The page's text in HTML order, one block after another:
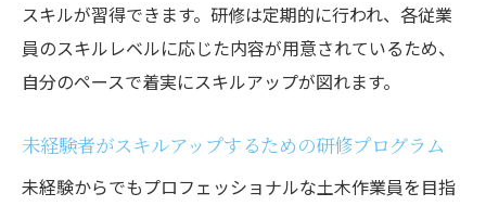
スキルが習得できます。研修は定期的に行われ、各従業
員のスキルレベルに応じた内容が用意されているため、
自分のペースで着実にスキルアップが図れます。
未経験者がスキルアップするための研修プログラム
未経験からでもプロフェッショナルな土木作業員を目指